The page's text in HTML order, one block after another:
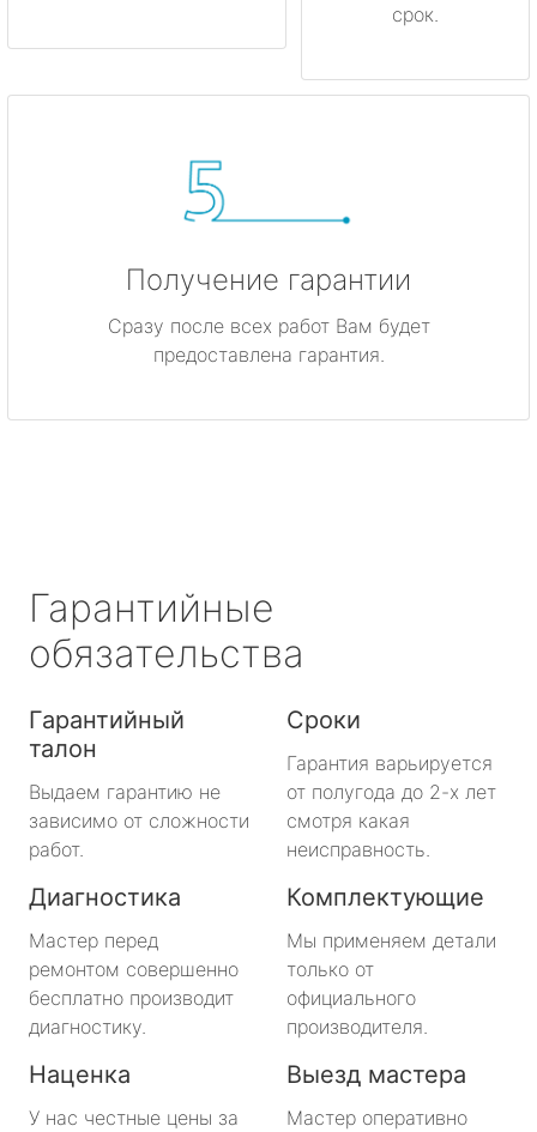
срок.
Получение гарантии
Сразу после всех работ Вам будет
предоставлена гарантия.
Гарантийные
обязательства
Гарантийный
талон
Выдаем гарантию не
зависимо от сложности
работ.
Сроки
Гарантия варьируется
от полугода до 2-х лет
смотря какая
неисправность.
Диагностика
Мастер перед
ремонтом совершенно
бесплатно производит
диагностику.
Комплектующие
Мы применяем детали
только от
официального
производителя.
Наценка
У нас честные цены за
Выезд мастера
Мастер оперативно